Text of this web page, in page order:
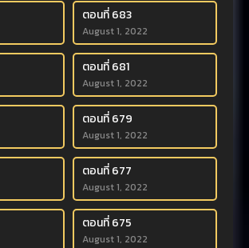
ตอนที่ 683
August 1, 2022
ตอนที่ 681
August 1, 2022
ตอนที่ 679
August 1, 2022
ตอนที่ 677
August 1, 2022
ตอนที่ 675
August 1, 2022